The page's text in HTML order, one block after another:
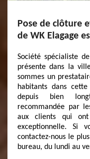
Pose de clôture
de WK Elagage
Société spécialiste
présente dans la
sommes un
habitants dans
depuis bien
recommandée par
aux clients qui
exceptionnelle. Si
contactez-nous le
bureau, du lundi au